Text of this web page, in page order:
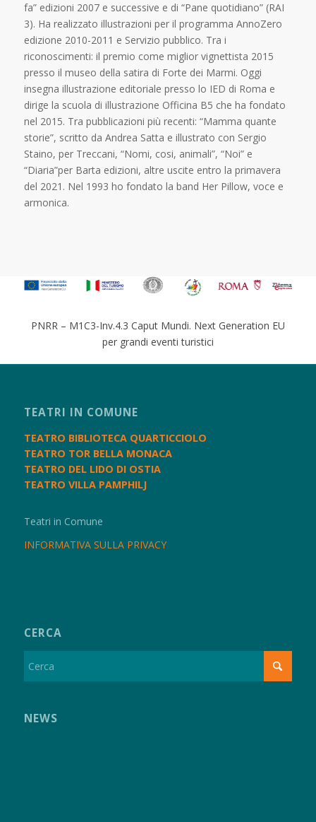
fa” edizioni 2007 e successive e di “Pane quotidiano” (RAI
3). Ha realizzato illustrazioni per il programma AnnoZero
edizione 2010-2011 e Servizio pubblico. Tra i
riconoscimenti: il premio come miglior vignettista 2015
presso il museo della satira di Forte dei Marmi. Oggi
insegna illustrazione editoriale presso lo IED di Roma e
dirige la scuola di illustrazione Officina B5 che ha fondato
nel 2015. Tra pubblicazioni più recenti: “Mamma quante
storie”, scritto da Andrea Satta e illustrato con Sergio
Staino, per Treccani, “Nomi, cosi, animali”, “Noi” e
“Diaria”per Barta edizioni, altre uscite entro la primavera
del 2021. Nel 1993 ho fondato la band Her Pillow, voce e
armonica.
PNRR – M1C3-Inv.4.3 Caput Mundi. Next Generation EU
per grandi eventi turistici
TEATRI IN COMUNE
TEATRO BIBLIOTECA QUARTICCIOLO
TEATRO TOR BELLA MONACA
TEATRO DEL LIDO DI OSTIA
TEATRO VILLA PAMPHILJ
Teatri in Comune
INFORMATIVA SULLA PRIVACY
CERCA
NEWS